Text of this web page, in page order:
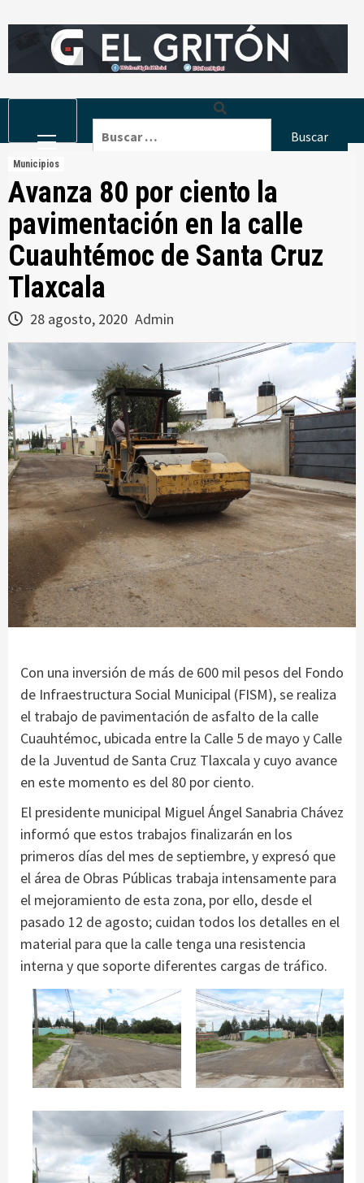
to
Menu
Municipios
Avanza 80 por ciento la
pavimentación en la calle
Cuauhtémoc de Santa Cruz
Tlaxcala
28 agosto, 2020 Admin
Con una inversión de más de 600 mil pesos del Fondo
de Infraestructura Social Municipal (FISM), se realiza
el trabajo de pavimentación de asfalto de la calle
Cuauhtémoc, ubicada entre la Calle 5 de mayo y Calle
de la Juventud de Santa Cruz Tlaxcala y cuyo avance
en este momento es del 80 por ciento.
El presidente municipal Miguel Ángel Sanabria Chávez
informó que estos trabajos finalizarán en los
primeros días del mes de septiembre, y expresó que
el área de Obras Públicas trabaja intensamente para
el mejoramiento de esta zona, por ello, desde el
pasado 12 de agosto; cuidan todos los detalles en el
material para que la calle tenga una resistencia
interna y que soporte diferentes cargas de tráfico.